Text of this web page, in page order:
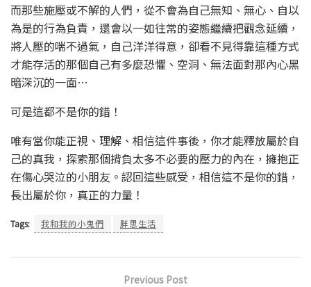
而那些施壓或不解的人們，從不會為自己無知、無心、自以
為是的行為負責，還會以一如往常的姿態繼續把觀念延續，
將人壓的喘不過氣，自己洋洋得意，卻看不見得靠這種方式
才能存活的那個自己有多麼恐懼、空洞、無法面對那內心黑
暗深沉的一面…
可是這都不是你的錯！
唯有當你能正視、理解、相信這件事後，你才能釋放屬於自
己的真我，探索那個揹負太多不必要的壓力的內在，擁抱正
在傷心哭泣的小朋友。認回這些感受，相信這不是你的錯，
長出屬於你，真正的力量！
Tags: 我和我的小鬼們 胖思生活
Previous Post